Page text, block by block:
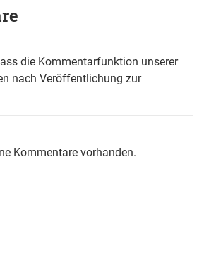
die Kommentarfunktion unserer
nach Veröffentlichung zur
Kommentare vorhanden.